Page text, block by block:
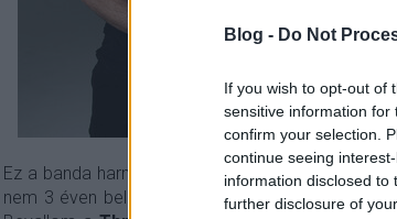
Blog - Do Not
If you wish to opt-out of
sensitive information
confirm your selection.
continue seeing
information disclosed
further disclosure of
Ez a banda harmadik stúdióalbumaMatt Walst
nem 3 éven belül jelent meg az elődjéhez